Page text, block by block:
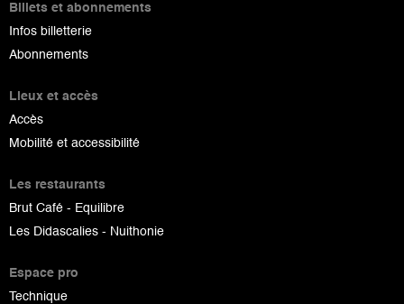
Billets et abonnements
Infos billetterie
Abonnements
Lieux et accès
Accès
Mobilité et accessibilité
Les restaurants
Brut Café - Equilibre
Les Didascalies - Nuithonie
Espace pro
Technique